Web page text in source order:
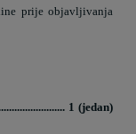
prije objavljivanja
1 (jedan)